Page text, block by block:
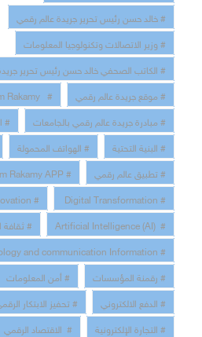
# خالد حسن رئيس تحرير جريدة عالم رقمي
# وزير الاتصالات وتكنولوجيا المعلومات
# الكاتب الصحفي خالد حسن رئيس تحرير
# موقع جريدة عالم رقمي
# Alam Rakamy
# مبادرة جريدة عالم رقمي بالجامعات
#
# البنية التحتية
# الهواتف المحمولة
# تطبيق عالم رقمي
# Alam Rakamy APP
# Digital Transformation
# innovation
# Artificial Intelligence (AI)
# ثقافة
# technology and communication Information
# رقمنة المؤسسات
# أمن المعلومات
# الدفع الالكتروني
# تحفيز الابتكار
# التجارة الإلكترونية
# الاقتصاد الرقمي